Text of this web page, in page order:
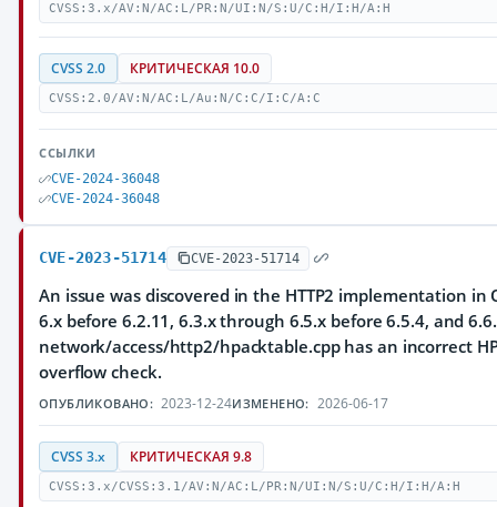
CVSS:3.x/AV:N/AC:L/PR:N/UI:N/S:U/C:H/I:H/A:H
CVSS 2.0 КРИТИЧЕСКАЯ 10.0
CVSS:2.0/AV:N/AC:L/Au:N/C:C/I:C/A:C
ССЫЛКИ
CVE-2024-36048
CVE-2024-36048
CVE-2023-51714 CVE-2023-51714
An issue was discovered in the HTTP2 implementation in
6.x before 6.2.11, 6.3.x through 6.5.x before 6.5.4, and
network/access/http2/hpacktable.cpp has an incorrect
overflow check.
ОПУБЛИКОВАНО: 2023-12-24ИЗМЕНЕНО: 2026-06-17
CVSS 3.x КРИТИЧЕСКАЯ 9.8
CVSS:3.x/CVSS:3.1/AV:N/AC:L/PR:N/UI:N/S:U/C:H/I:H/A:H